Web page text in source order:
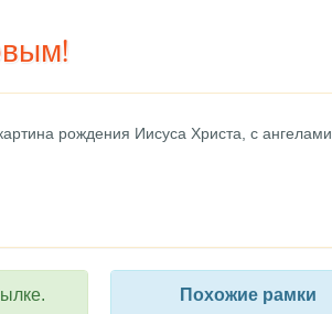
рождения Иисуса Христа, с ангелами
Похожие рамки